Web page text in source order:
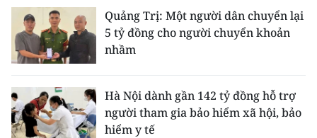
Quảng Trị: Một người dân chuyển lại
5 tỷ đồng cho người chuyển khoản
nhầm
Hà Nội dành gần 142 tỷ đồng hỗ trợ
người tham gia bảo hiểm xã hội, bảo
hiểm y tế